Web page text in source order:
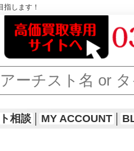
します！
相談 MY ACCOUNT